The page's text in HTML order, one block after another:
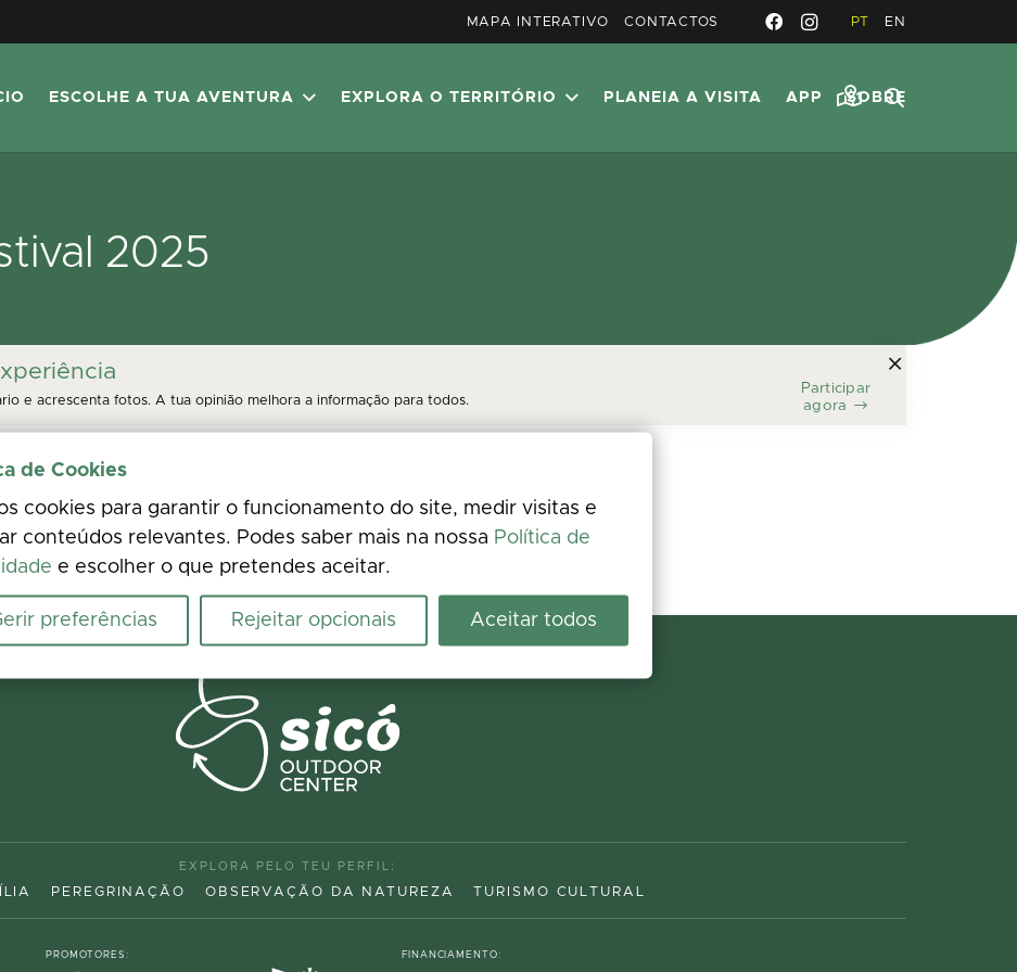
MAPA INTERATIVO CONTACTOS PT EN
ESCOLHE A TUA AVENTURA EXPLORA O TERRITÓRIO PLANEIA A VISITA APP SOBRE
2025
e acrescenta fotos. A tua opinião melhora a informação para todos.
Participar
agora
EXPLORA PELO TEU PERFIL:
PEREGRINAÇÃO OBSERVAÇÃO DA NATUREZA TURISMO CULTURAL
PROMOTORES: FINANCIAMENTO:
de Cookies
cookies para garantir o funcionamento do site, medir visitas e
conteúdos relevantes. Podes saber mais na nossa Política de
e escolher o que pretendes aceitar.
preferências Rejeitar opcionais Aceitar todos